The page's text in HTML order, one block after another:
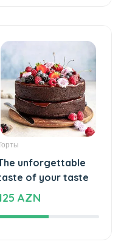
Торты
The unforgettable
taste of your taste
125 AZN